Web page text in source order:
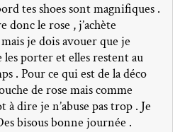
tes shoes sont magnifiques .
donc le rose , j’achète
je dois avouer que je
les porter et elles restent au
. Pour ce qui est de la déco
de rose mais comme
dire je n’abuse pas trop . Je
bisous bonne journée .